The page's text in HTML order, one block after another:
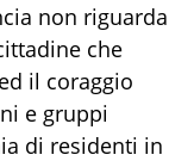
non riguarda
che
il coraggio
e gruppi
di residenti in